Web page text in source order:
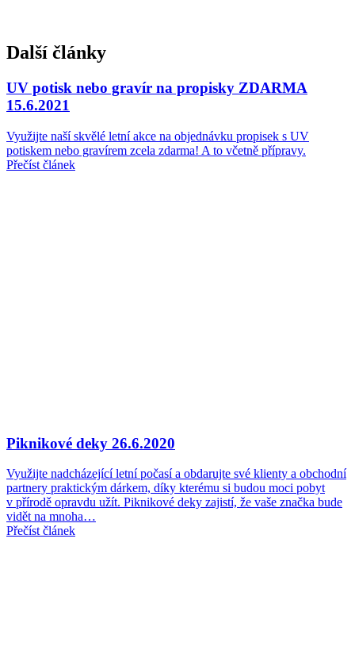
Další články
UV potisk nebo gravír na propisky ZDARMA
15.6.2021
Využijte naší skvělé letní akce na objednávku propisek s UV
potiskem nebo gravírem zcela zdarma! A to včetně přípravy.
Přečíst článek
Piknikové deky 26.6.2020
Využijte nadcházející letní počasí a obdarujte své klienty a obchodní
partnery praktickým dárkem, díky kterému si budou moci pobyt
v přírodě opravdu užít. Piknikové deky zajistí, že vaše značka bude
vidět na mnoha…
Přečíst článek